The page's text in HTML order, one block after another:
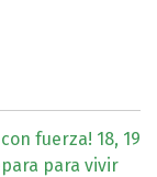
fuerza! 18, 19
para vivir